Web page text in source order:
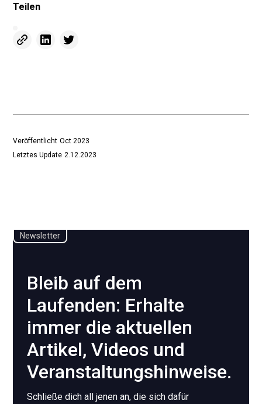
Teilen
Veröffentlicht Oct 2023
Letztes Update 2.12.2023
Newsletter
Bleib auf dem
Laufenden: Erhalte
immer die aktuellen
Artikel, Videos und
Veranstaltungshinweise.
Schließe dich all jenen an, die sich dafür